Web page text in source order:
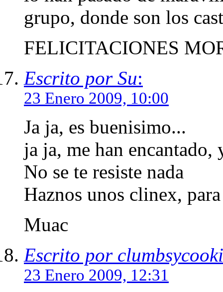
grupo, donde son los
FELICITACIONES
Escrito por Su:
23 Enero 2009, 10:00
Ja ja, es buenisimo...
ja ja, me han
No se te resiste nada
Haznos unos clinex,
Muac
Escrito por
23 Enero 2009, 12:31